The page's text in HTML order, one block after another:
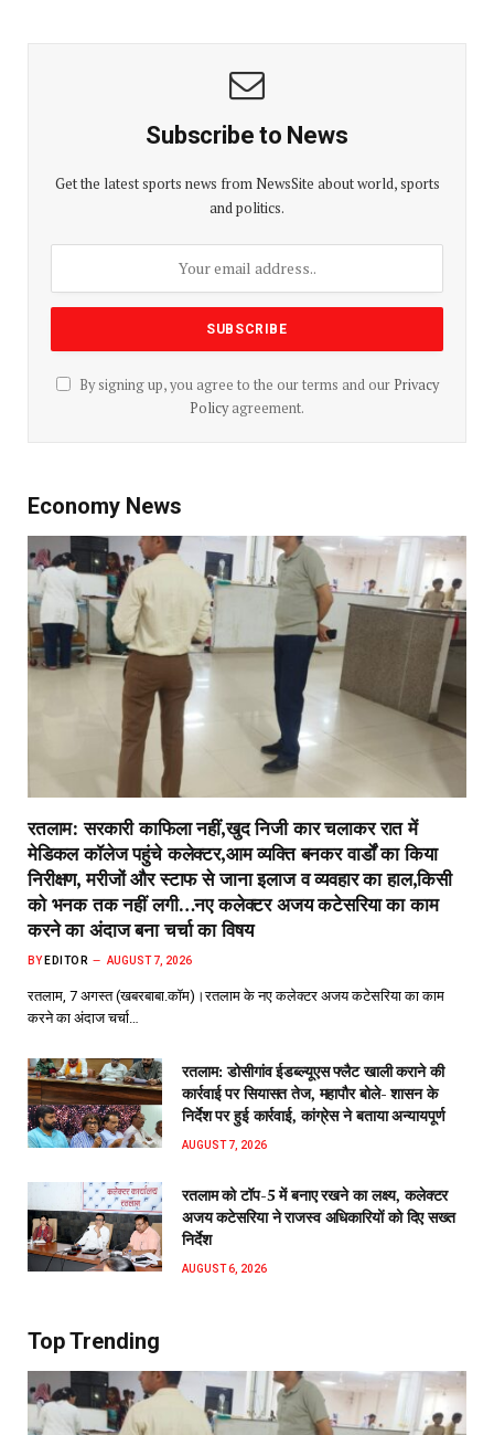
Subscribe to News
Get the latest sports news from NewsSite about world, sports
and politics.
By signing up, you agree to the our terms and our Privacy
Policyagreement.
Economy News
रतलाम: सरकारी काफिला नहीं,खुद निजी कार चलाकर रात में
मेडिकल कॉलेज पहुंचे कलेक्टर,आम व्यक्ति बनकर वार्डों का किया
निरीक्षण, मरीजों और स्टाफ से जाना इलाज व व्यवहार का हाल,किसी
को भनक तक नहीं लगी…नए कलेक्टर अजय कटेसरिया का काम
करने का अंदाज बना चर्चा का विषय
BY EDITOR AUGUST 7, 2026
रतलाम, 7 अगस्त (खबरबाबा.कॉम)।रतलाम के नए कलेक्टर अजय कटेसरिया का काम
करने का अंदाज चर्चा…
रतलाम: डोसीगांव ईडब्ल्यूएस फ्लैट खाली कराने की
कार्रवाई पर सियासत तेज, महापौर बोले- शासन के
निर्देश पर हुई कार्रवाई, कांग्रेस ने बताया अन्यायपूर्ण
AUGUST 7, 2026
रतलाम को टॉप-5 में बनाए रखने का लक्ष्य, कलेक्टर
अजय कटेसरिया ने राजस्व अधिकारियों को दिए सख्त
निर्देश
AUGUST 6, 2026
Top Trending